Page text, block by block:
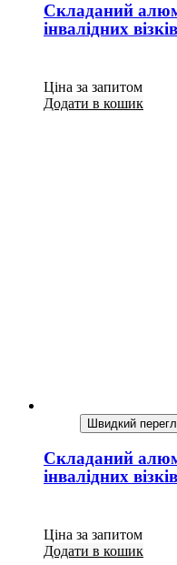
Складаний
інвалідних
Ціна за запитом
Додати в кошик
Швидкий
Складаний
інвалідних
Ціна за запитом
Додати в кошик